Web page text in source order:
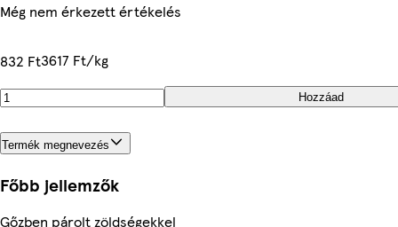
Még nem érkezett értékelés
832 Ft3617 Ft/kg
Hozzáad
Termék megnevezés
Főbb jellemzők
Gőzben párolt zöldségekkel